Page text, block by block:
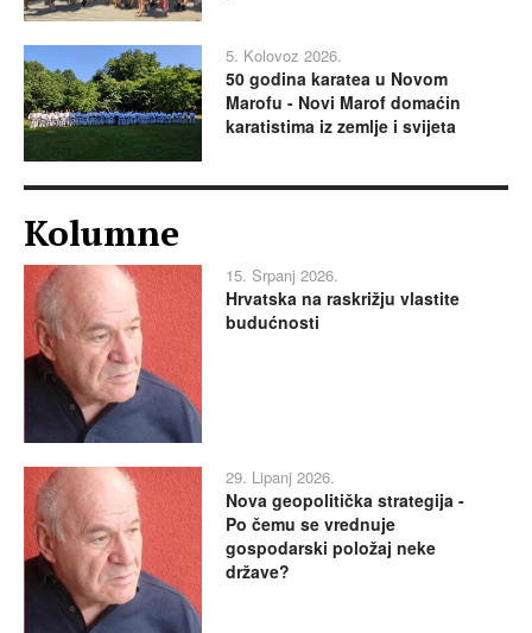
5. Kolovoz 2026.
50 godina karatea u Novom
Marofu - Novi Marof domaćin
karatistima iz zemlje i svijeta
Kolumne
15. Srpanj 2026.
Hrvatska na raskrižju vlastite
budućnosti
29. Lipanj 2026.
Nova geopolitička strategija -
Po čemu se vrednuje
gospodarski položaj neke
države?